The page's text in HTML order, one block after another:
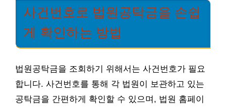
사건번호로 법원공탁금을 손쉽
게 확인하는 방법
법원공탁금을 조회하기 위해서는 사건번호가 필요
합니다. 사건번호를 통해 각 법원이 보관하고 있는
공탁금을 간편하게 확인할 수 있으며, 법원 홈페이